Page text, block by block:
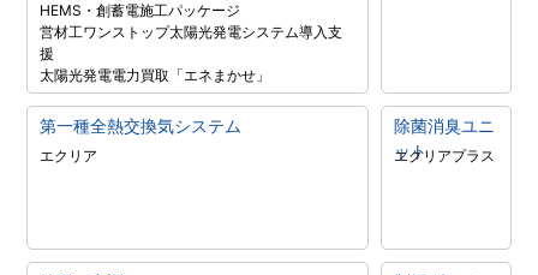
HEMS・創蓄電施工パッケージ
営材工ワンストップ太陽光発電システム導入支
援
太陽光発電電力買取「エネまかせ」
第一種全熱交換気システム
エクリア
除菌消臭ユニ
ット
エクリアプラス